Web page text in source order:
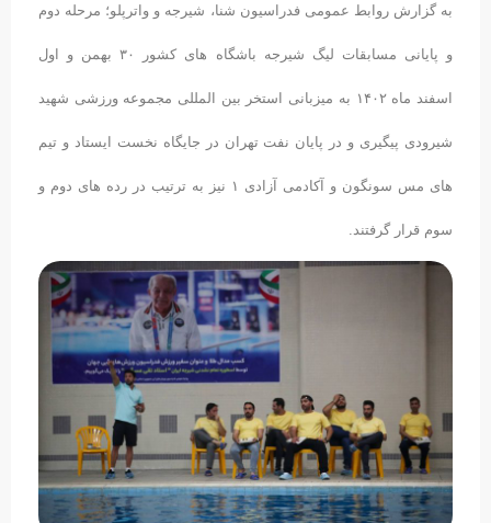
به گزارش روابط عمومی فدراسیون شنا، شیرجه و واترپلو؛ مرحله دوم
و پایانی مسابقات لیگ شیرجه باشگاه های کشور ۳۰ بهمن و اول
اسفند ماه ۱۴۰۲ به میزبانی استخر بین المللی مجموعه ورزشی شهید
شیرودی پیگیری و در پایان نفت تهران در جایگاه نخست ایستاد و تیم
های مس سونگون و آکادمی آزادی ۱ نیز به ترتیب در رده های دوم و
سوم قرار گرفتند.